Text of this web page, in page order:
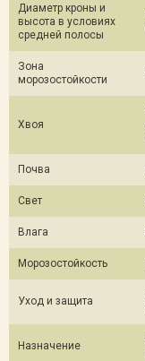
Диаметр кроны и
высота в условиях
средней полосы
Зона
морозостойкости
Хвоя
Почва
Свет
Влага
Морозостойкость
Уход и защита
Назначение